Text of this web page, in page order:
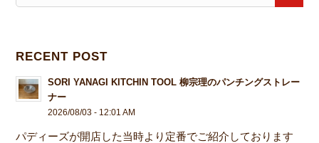
RECENT POST
SORI YANAGI KITCHIN TOOL 柳宗理のパンチングストレー
ナー
2026/08/03 - 12:01 AM
パディーズが開店した当時より定番でご紹介しております